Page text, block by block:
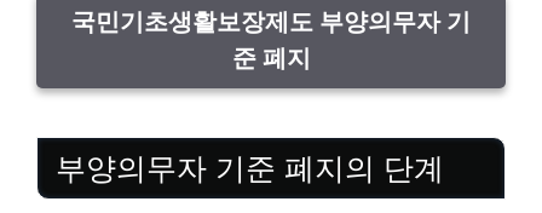
국민기초생활보장제도 부양의무자 기
준 폐지
부양의무자 기준 폐지의 단계